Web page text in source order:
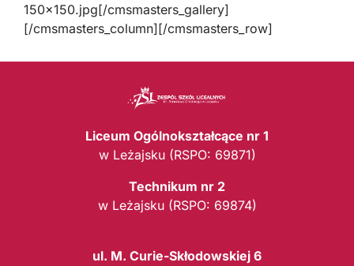
150×150.jpg[/cmsmasters_gallery]
[/cmsmasters_column][/cmsmasters_row]
Liceum Ogólnokształcące nr 1
w Leżajsku (RSPO: 69871)
Technikum nr 2
w Leżajsku (RSPO: 69874)
ul. M. Curie-Skłodowskiej 6